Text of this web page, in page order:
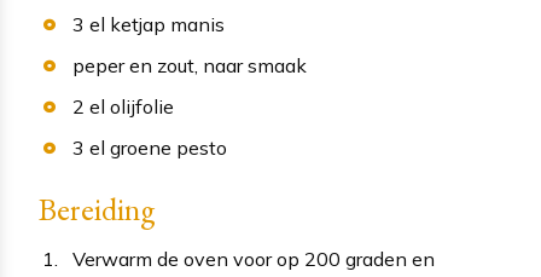
3 el ketjap manis
peper en zout, naar smaak
2 el olijfolie
3 el groene pesto
Bereiding
Verwarm de oven voor op 200 graden en